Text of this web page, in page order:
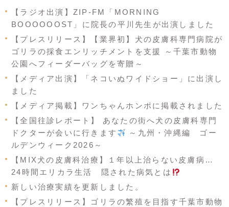
【ラジオ出演】ZIP-FM「MORNING
BOOOOOOST」に院長の平川先生が出演しました
【プレスリリース】【業界初】犬の皮膚科専門病院が
ゴリラの採食エンリッチメントを支援 ～千葉市動物
公園へフィーダーバッグを寄贈～
【メディア出演】「ネコいぬワイドショー」に出演し
ました
【メディア掲載】ワンちゃんホンポに掲載されました
【全国往診レポート】 あなたの街へ犬の皮膚科専門
ドクターが会いに行きます
～九州・沖縄編 ゴー
ルデンウィーク2026～
【MIX犬の皮膚科治療】１年以上治らない皮膚病…
24時間エリカラ生活 隠された病気とは
新しい治療実績を更新しました。
【プレスリリース】ゴリラの繁殖を目指す千葉市動物